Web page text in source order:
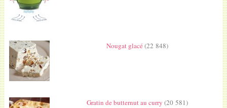
Nougat glacé(22 848)
Gratin de butternut au curry (20 581)